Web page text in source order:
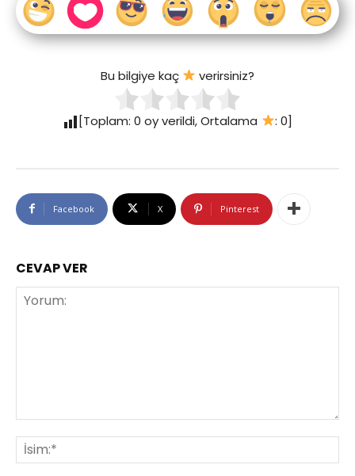
Bu bilgiye kaç verirsiniz?
[Toplam:0 oy verildi, Ortalama : 0]
Facebook X Pinterest
CEVAP VER